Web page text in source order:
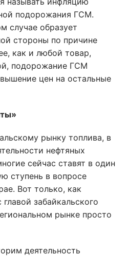
подорожания ГСМ.
случае образует
стороны по причине
как и любой товар,
подорожание ГСМ
цен на остальные
рынку топлива, в
нефтяных
сейчас ставят в один
ступень в вопросе
Вот только, как
забайкальского
рынке просто
деятельность